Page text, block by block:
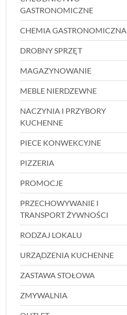
GASTRONOMICZNE
CHEMIA GASTRONOMICZNA
DROBNY SPRZĘT
MAGAZYNOWANIE
MEBLE NIERDZEWNE
NACZYNIA I PRZYBORY
KUCHENNE
PIECE KONWEKCYJNE
PIZZERIA
PROMOCJE
PRZECHOWYWANIE I
TRANSPORT ŻYWNOŚCI
RODZAJ LOKALU
URZĄDZENIA KUCHENNE
ZASTAWA STOŁOWA
ZMYWALNIA